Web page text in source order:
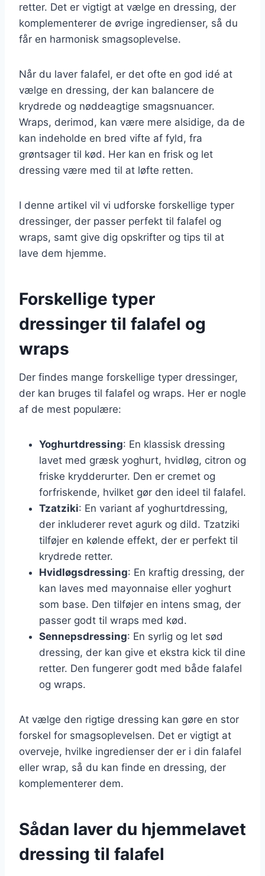
retter. Det er vigtigt at vælge en dressing, der
komplementerer de øvrige ingredienser, så du
får en harmonisk smagsoplevelse.
Når du laver falafel, er det ofte en god idé at
vælge en dressing, der kan balancere de
krydrede og nøddeagtige smagsnuancer.
Wraps, derimod, kan være mere alsidige, da de
kan indeholde en bred vifte af fyld, fra
grøntsager til kød. Her kan en frisk og let
dressing være med til at løfte retten.
I denne artikel vil vi udforske forskellige typer
dressinger, der passer perfekt til falafel og
wraps, samt give dig opskrifter og tips til at
lave dem hjemme.
Forskellige typer
dressinger til falafel og
wraps
Der findes mange forskellige typer dressinger,
der kan bruges til falafel og wraps. Her er nogle
af de mest populære:
Yoghurtdressing: En klassisk dressing
lavet med græsk yoghurt, hvidløg, citron og
friske krydderurter. Den er cremet og
forfriskende, hvilket gør den ideel til falafel.
Tzatziki: En variant af yoghurtdressing,
der inkluderer revet agurk og dild. Tzatziki
tilføjer en kølende effekt, der er perfekt til
krydrede retter.
Hvidløgsdressing: En kraftig dressing, der
kan laves med mayonnaise eller yoghurt
som base. Den tilføjer en intens smag, der
passer godt til wraps med kød.
Sennepsdressing: En syrlig og let sød
dressing, der kan give et ekstra kick til dine
retter. Den fungerer godt med både falafel
og wraps.
At vælge den rigtige dressing kan gøre en stor
forskel for smagsoplevelsen. Det er vigtigt at
overveje, hvilke ingredienser der er i din falafel
eller wrap, så du kan finde en dressing, der
komplementerer dem.
Sådan laver du hjemmelavet
dressing til falafel